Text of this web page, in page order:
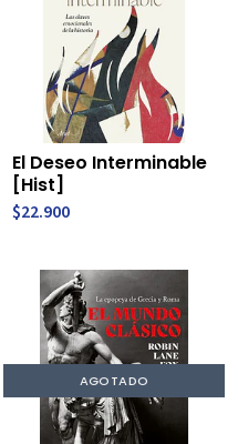
El Deseo Interminable
[Hist]
$22.900
AGOTADO